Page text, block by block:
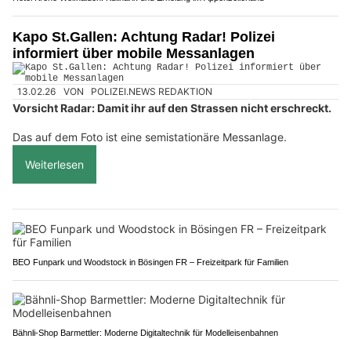
Kapo St.Gallen: Achtung Radar! Polizei
informiert über mobile Messanlagen
13.02.26 VON POLIZEI.NEWS REDAKTION
Vorsicht Radar: Damit ihr auf den Strassen nicht erschreckt.
Das auf dem Foto ist eine semistationäre Messanlage.
Weiterlesen
BEO Funpark und Woodstock in Bösingen FR – Freizeitpark für Familien
Bähnli-Shop Barmettler: Moderne Digitaltechnik für Modelleisenbahnen